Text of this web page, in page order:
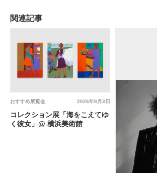
関連記事
2026年8月3日
おすすめ展覧会
コレクション展「海をこえてゆ
く彼女」@ 横浜美術館